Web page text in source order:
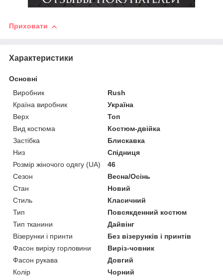
Приховати
Характеристики
Основні
Виробник
Rush
Країна виробник
Україна
Верх
Топ
Вид костюма
Костюм-двійка
Застібка
Блискавка
Низ
Спідниця
Розмір жіночого одягу (UA)
46
Сезон
Весна/Осінь
Стан
Новий
Стиль
Класичний
Тип
Повсякденний костюм
Тип тканини
Дайвінг
Візерунки і принти
Без візерунків і принтів
Фасон вирізу горловини
Виріз-човник
Фасон рукава
Довгий
Колір
Чорний